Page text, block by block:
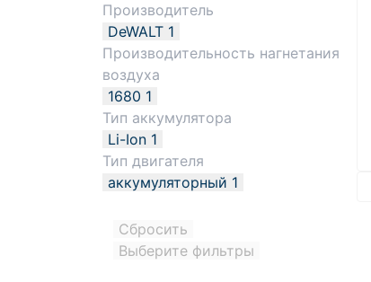
Производитель
DeWALT 1
Производительность нагнетания
воздуха
1680 1
Тип аккумулятора
Li-Ion 1
Тип двигателя
аккумуляторный 1
Сбросить
Выберите фильтры